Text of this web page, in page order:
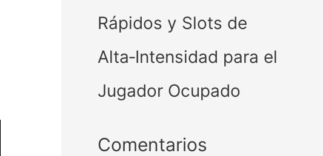
Rápidos y Slots de
Alta‑Intensidad para el
Jugador Ocupado
Comentarios